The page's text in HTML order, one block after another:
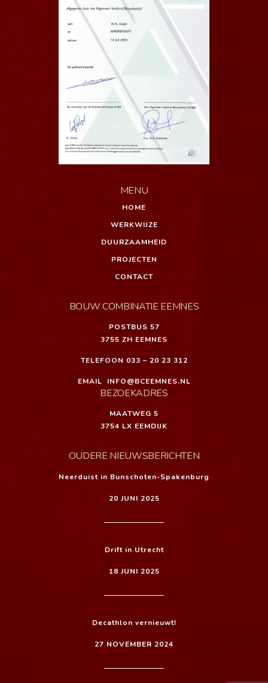
MENU
HOME
WERKWIJZE
DUURZAAMHEID
PROJECTEN
CONTACT
BOUW COMBINATIE EEMNES
POSTBUS 57
3755 ZH EEMNES
TELEFOON 033 – 20 23 312
EMAIL INFO@BCEEMNES.NL
BEZOEKADRES
MAATWEG 5
3754 LX EEMDIJK
OUDERE NIEUWSBERICHTEN
Neerduist in Bunschoten-Spakenburg
20 JUNI 2025
Drift in Utrecht
18 JUNI 2025
Decathlon vernieuwt!
27 NOVEMBER 2024